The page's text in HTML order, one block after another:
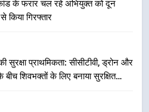
के फरार चल रहे अभियुक्त को दून
किया गिरफ्तार
सुरक्षा प्राथमिकता: सीसीटीवी, ड्रोन और
शिवभक्तों के लिए बनाया सुरक्षित
भेंट पर्यटन और सांस्कृतिक
से बहुत भारी वर्षा की चेतावनी के बीच